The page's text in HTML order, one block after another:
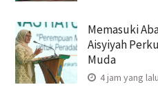
Memasuki
Aisyiyah
Muda
4 jam yang lalu